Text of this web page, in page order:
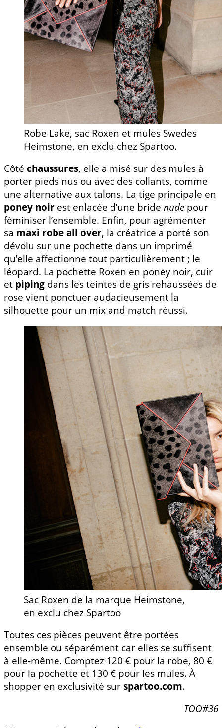
Robe Lake, sac Roxen et mules Swedes
Heimstone, en exclu chez Spartoo.
Côté chaussures, elle a misé sur des mules à
porter pieds nus ou avec des collants, comme
une alternative aux talons. La tige principale en
poney noir est enlacée d’une bride nude pour
féminiser l’ensemble. Enfin, pour agrémenter
sa maxi robe all over, la créatrice a porté son
dévolu sur une pochette dans un imprimé
qu’elle affectionne tout particulièrement ; le
léopard. La pochette Roxen en poney noir, cuir
et piping dans les teintes de gris rehaussées de
rose vient ponctuer audacieusement la
silhouette pour un mix and match réussi.
Sac Roxen de la marque Heimstone,
en exclu chez Spartoo
Toutes ces pièces peuvent être portées
ensemble ou séparément car elles se suffisent
à elle-même. Comptez 120 € pour la robe, 80 €
pour la pochette et 130 € pour les mules. À
shopper en exclusivité surspartoo.com.
TOO#36